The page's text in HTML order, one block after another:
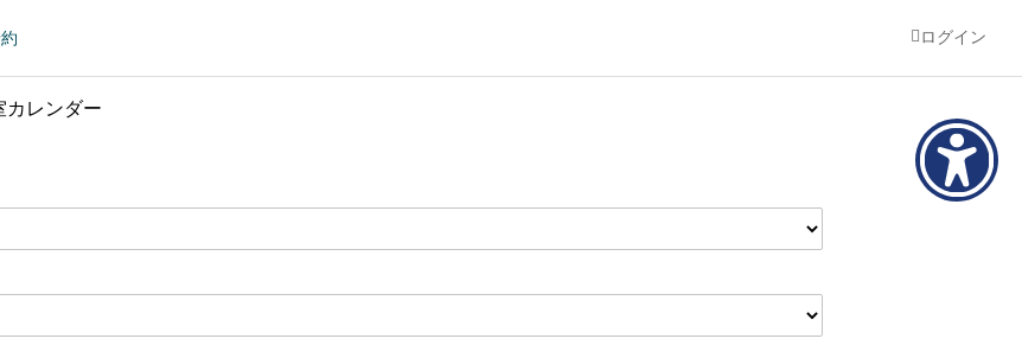
ログイン
カレンダー